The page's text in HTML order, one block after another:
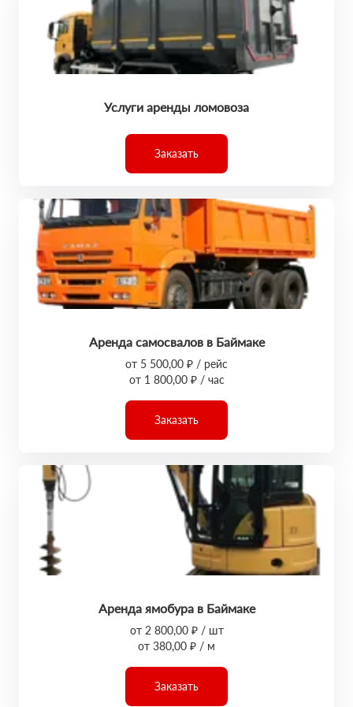
Услуги аренды ломовоза
Заказать
Аренда самосвалов в Баймаке
от 5 500,00 ₽ / рейс
от 1 800,00 ₽ / час
Заказать
Аренда ямобура в Баймаке
от 2 800,00 ₽ / шт
от 380,00 ₽ / м
Заказать